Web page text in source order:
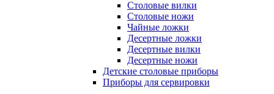
Столовые вилки
Столовые ножи
Чайные ложки
Десертные ложки
Десертные вилки
Десертные ножи
Детские столовые приборы
Приборы для сервировки